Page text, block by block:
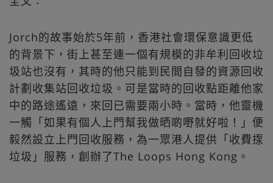
Jorch的故事始於5年前，香港社會環保意識更低
的背景下，街上甚至連一個有規模的非牟利回收垃
圾站也沒有，其時的他只能到民間自發的資源回收
計劃收集站回收垃圾。可是當時的回收點距離他家
中的路途遙遠，來回已需要兩小時。當時，他靈機
一觸「如果有個人上門幫我做晒啲嘢就好啦！」便
毅然設立上門回收服務，為一眾港人提供「收費揼
垃圾」服務，創辦了The Loops Hong Kong。